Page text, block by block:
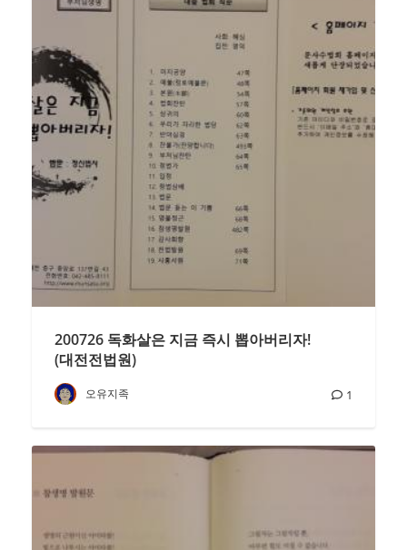
200726 독화살은 지금 즉시 뽑아버리자!
(대전전법원)
오유지족 1